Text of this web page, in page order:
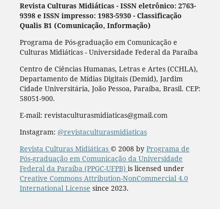
Revista Culturas Midiáticas - ISSN eletrônico: 2763-
9398 e ISSN impresso: 1983-5930 - Classificação
Qualis B1 (Comunicação, Informação)
Programa de Pós-graduação em Comunicação e
Culturas Midiáticas - Universidade Federal da Paraíba
Centro de Ciências Humanas, Letras e Artes (CCHLA),
Departamento de Mídias Digitais (Demid), Jardim
Cidade Universitária, João Pessoa, Paraíba, Brasil. CEP:
58051-900.
E-mail: revistaculturasmidiaticas@gmail.com
Instagram: @revistaculturasmidiaticas
Revista Culturas Midiáticas © 2008 by Programa de
Pós-graduação em Comunicação da Universidade
Federal da Paraíba (PPGC-UFPB) is licensed under
Creative Commons Attribution-NonCommercial 4.0
International License since 2023.